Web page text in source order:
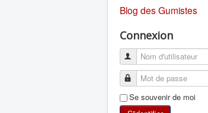
Blog des Gumistes
Connexion
Se souvenir de moi